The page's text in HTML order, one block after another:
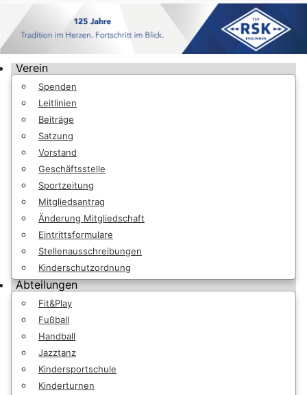
Verein
Spenden
Leitlinien
Beiträge
Satzung
Vorstand
Geschäftsstelle
Sportzeitung
Mitgliedsantrag
Änderung Mitgliedschaft
Eintrittsformulare
Stellenausschreibungen
Kinderschutzordnung
Abteilungen
Fit&Play
Fußball
Handball
Jazztanz
Kindersportschule
Kinderturnen